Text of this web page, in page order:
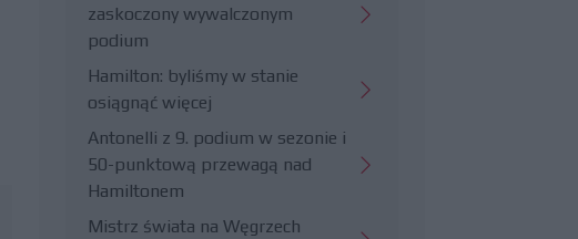
zaskoczony wywalczonym
podium
Hamilton: byliśmy w stanie
osiągnąć więcej
Antonelli z 9. podium w sezonie i
50-punktową przewagą nad
Hamiltonem
Mistrz świata na Węgrzech